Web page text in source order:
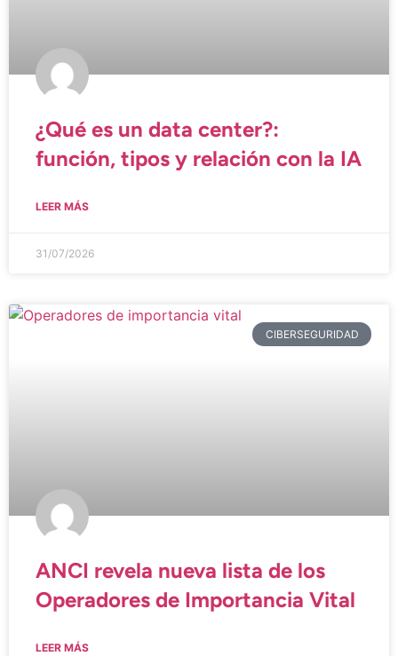
¿Qué es un data center?:
función, tipos y relación con la IA
LEER MÁS
31/07/2026
CIBERSEGURIDAD
ANCI revela nueva lista de los
Operadores de Importancia Vital
LEER MÁS